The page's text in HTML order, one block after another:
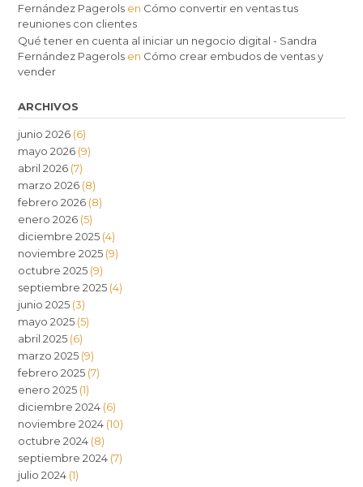
Fernández Pagerols en Cómo convertir en ventas tus
reuniones con clientes
Qué tener en cuenta al iniciar un negocio digital - Sandra
Fernández Pagerols en Cómo crear embudos de ventas y
vender
ARCHIVOS
junio 2026 (6)
mayo 2026 (9)
abril 2026 (7)
marzo 2026 (8)
febrero 2026 (8)
enero 2026 (5)
diciembre 2025 (4)
noviembre 2025 (9)
octubre 2025 (9)
septiembre 2025 (4)
junio 2025 (3)
mayo 2025 (5)
abril 2025 (6)
marzo 2025 (9)
febrero 2025 (7)
enero 2025 (1)
diciembre 2024 (6)
noviembre 2024 (10)
octubre 2024 (8)
septiembre 2024 (7)
julio 2024 (1)